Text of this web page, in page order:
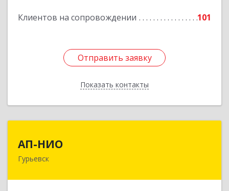
Клиентов на сопровождении 101
Отправить заявку
Показать контакты
Отправить заявку
Назад
АП-НИО
Гурьевск238300 Калининградская обл, Гурьевск г,